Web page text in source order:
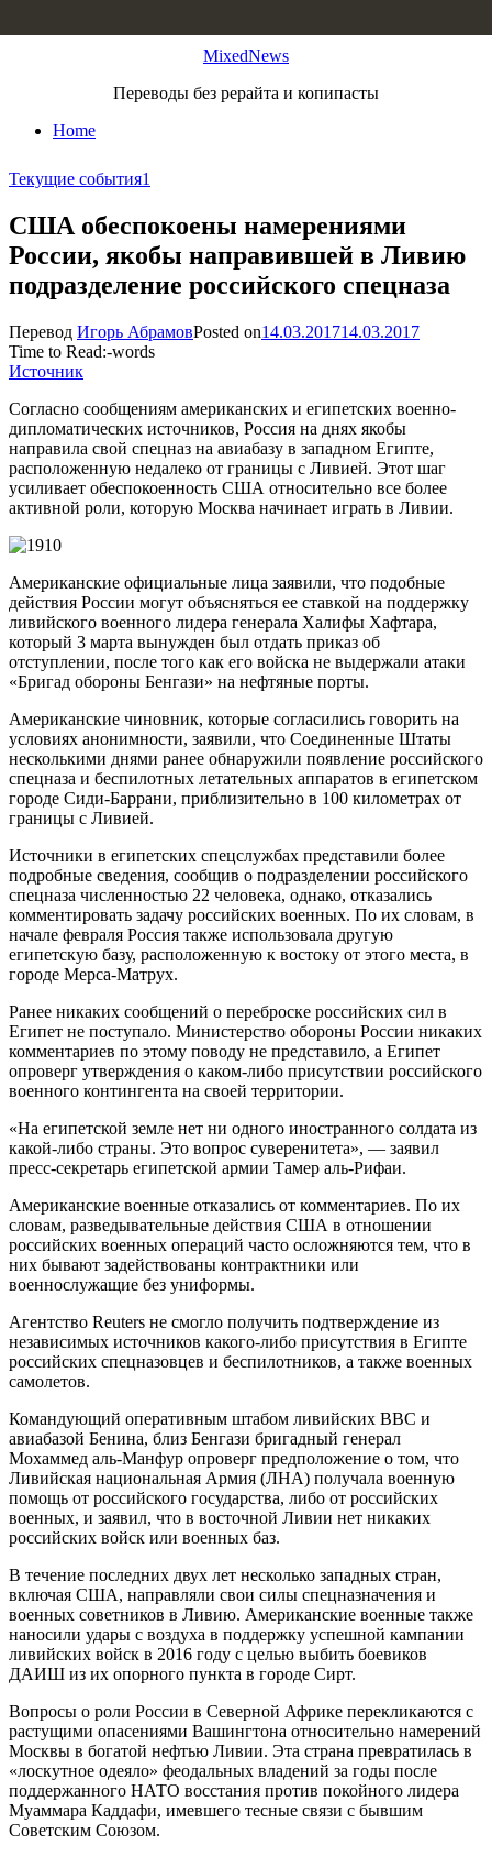
MixedNews
Переводы без рерайта и копипасты
Home
Текущие события1
США обеспокоены намерениями
России, якобы направившей в Ливию
подразделение российского спецназа
Перевод Игорь АбрамовPosted on14.03.201714.03.2017
Time to Read:-words
Источник
Согласно сообщениям американских и египетских военно-
дипломатических источников, Россия на днях якобы
направила свой спецназ на авиабазу в западном Египте,
расположенную недалеко от границы с Ливией. Этот шаг
усиливает обеспокоенность США относительно все более
активной роли, которую Москва начинает играть в Ливии.
Американские официальные лица заявили, что подобные
действия России могут объясняться ее ставкой на поддержку
ливийского военного лидера генерала Халифы Хафтара,
который 3 марта вынужден был отдать приказ об
отступлении, после того как его войска не выдержали атаки
«Бригад обороны Бенгази» на нефтяные порты.
Американские чиновник, которые согласились говорить на
условиях анонимности, заявили, что Соединенные Штаты
несколькими днями ранее обнаружили появление российского
спецназа и беспилотных летательных аппаратов в египетском
городе Сиди-Баррани, приблизительно в 100 километрах от
границы с Ливией.
Источники в египетских спецслужбах представили более
подробные сведения, сообщив о подразделении российского
спецназа численностью 22 человека, однако, отказались
комментировать задачу российских военных. По их словам, в
начале февраля Россия также использовала другую
египетскую базу, расположенную к востоку от этого места, в
городе Мерса-Матрух.
Ранее никаких сообщений о переброске российских сил в
Египет не поступало. Министерство обороны России никаких
комментариев по этому поводу не представило, а Египет
опроверг утверждения о каком-либо присутствии российского
военного контингента на своей территории.
«На египетской земле нет ни одного иностранного солдата из
какой-либо страны. Это вопрос суверенитета», — заявил
пресс-секретарь египетской армии Тамер аль-Рифаи.
Американские военные отказались от комментариев. По их
словам, разведывательные действия США в отношении
российских военных операций часто осложняются тем, что в
них бывают задействованы контрактники или
военнослужащие без униформы.
Агентство Reuters не смогло получить подтверждение из
независимых источников какого-либо присутствия в Египте
российских спецназовцев и беспилотников, а также военных
самолетов.
Командующий оперативным штабом ливийских ВВС и
авиабазой Бенина, близ Бенгази бригадный генерал
Мохаммед аль-Манфур опроверг предположение о том, что
Ливийская национальная Армия (ЛНА) получала военную
помощь от российского государства, либо от российских
военных, и заявил, что в восточной Ливии нет никаких
российских войск или военных баз.
В течение последних двух лет несколько западных стран,
включая США, направляли свои силы спецназначения и
военных советников в Ливию. Американские военные также
наносили удары с воздуха в поддержку успешной кампании
ливийских войск в 2016 году с целью выбить боевиков
ДАИШ из их опорного пункта в городе Сирт.
Вопросы о роли России в Северной Африке перекликаются с
растущими опасениями Вашингтона относительно намерений
Москвы в богатой нефтью Ливии. Эта страна превратилась в
«лоскутное одеяло» феодальных владений за годы после
поддержанного НАТО восстания против покойного лидера
Муаммара Каддафи, имевшего тесные связи с бывшим
Советским Союзом.